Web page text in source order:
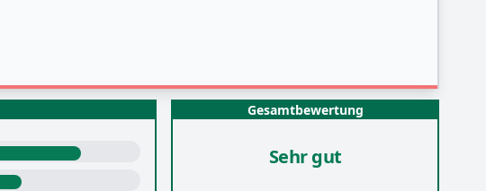
Gesamtbewertung
Sehr gut